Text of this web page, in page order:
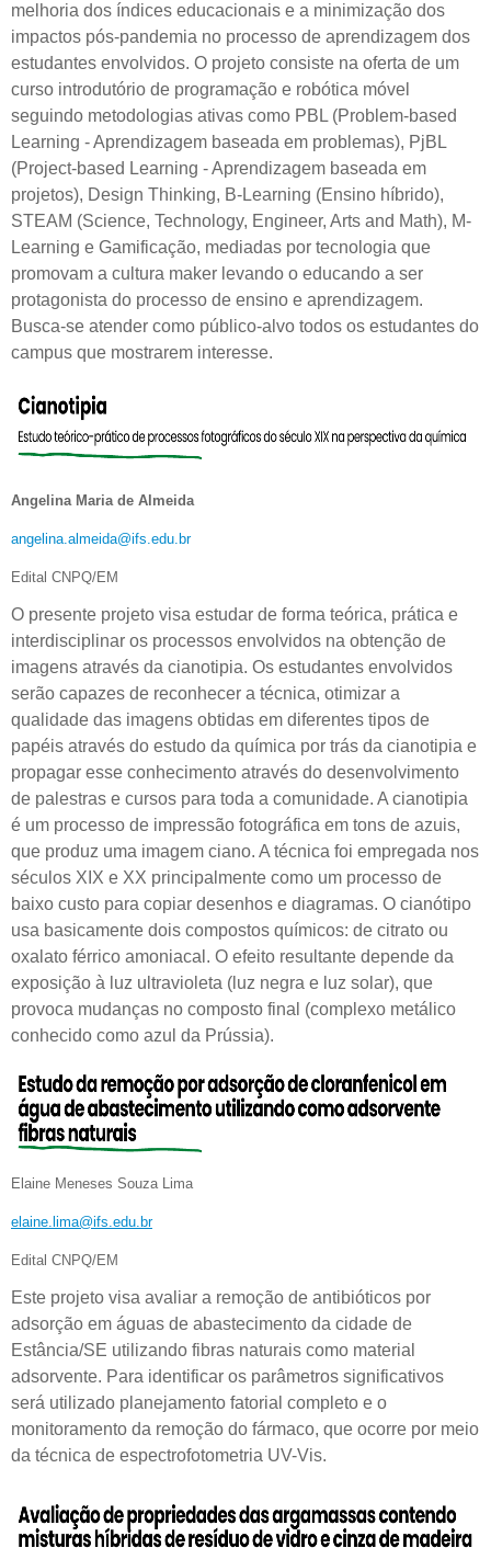
melhoria dos índices educacionais e a minimização dos
impactos pós-pandemia no processo de aprendizagem dos
estudantes envolvidos. O projeto consiste na oferta de um
curso introdutório de programação e robótica móvel
seguindo metodologias ativas como PBL (Problem-based
Learning - Aprendizagem baseada em problemas), PjBL
(Project-based Learning - Aprendizagem baseada em
projetos), Design Thinking, B-Learning (Ensino híbrido),
STEAM (Science, Technology, Engineer, Arts and Math), M-
Learning e Gamificação, mediadas por tecnologia que
promovam a cultura maker levando o educando a ser
protagonista do processo de ensino e aprendizagem.
Busca-se atender como público-alvo todos os estudantes do
campus que mostrarem interesse.
Angelina Maria de Almeida
angelina.almeida@ifs.edu.br
Edital CNPQ/EM
O presente projeto visa estudar de forma teórica, prática e
interdisciplinar os processos envolvidos na obtenção de
imagens através da cianotipia. Os estudantes envolvidos
serão capazes de reconhecer a técnica, otimizar a
qualidade das imagens obtidas em diferentes tipos de
papéis através do estudo da química por trás da cianotipia e
propagar esse conhecimento através do desenvolvimento
de palestras e cursos para toda a comunidade. A cianotipia
é um processo de impressão fotográfica em tons de azuis,
que produz uma imagem ciano. A técnica foi empregada nos
séculos XIX e XX principalmente como um processo de
baixo custo para copiar desenhos e diagramas. O cianótipo
usa basicamente dois compostos químicos: de citrato ou
oxalato férrico amoniacal. O efeito resultante depende da
exposição à luz ultravioleta (luz negra e luz solar), que
provoca mudanças no composto final (complexo metálico
conhecido como azul da Prússia).
Elaine Meneses Souza Lima
elaine.lima@ifs.edu.br
Edital CNPQ/EM
Este projeto visa avaliar a remoção de antibióticos por
adsorção em águas de abastecimento da cidade de
Estância/SE utilizando fibras naturais como material
adsorvente. Para identificar os parâmetros significativos
será utilizado planejamento fatorial completo e o
monitoramento da remoção do fármaco, que ocorre por meio
da técnica de espectrofotometria UV-Vis.